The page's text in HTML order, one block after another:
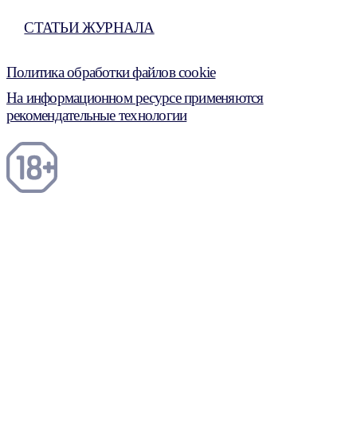
СТАТЬИ ЖУРНАЛА
Политика обработки файлов cookie
На информационном ресурсе применяются
рекомендательные технологии